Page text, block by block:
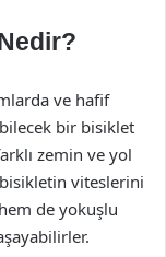
ve hafif
bir bisiklet
zemin ve yol
bisikletin viteslerini
de yokuşlu